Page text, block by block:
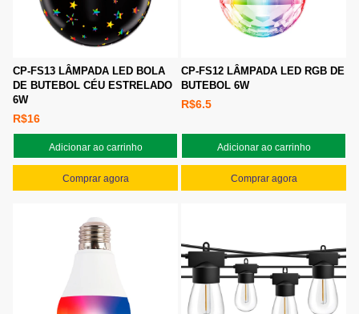
CP-FS13 LÂMPADA LED BOLA
DE BUTEBOL CÉU ESTRELADO
6W
R$16
Adicionar ao carrinho
Comprar agora
CP-FS12 LÂMPADA LED RGB DE
BUTEBOL 6W
R$6.5
Adicionar ao carrinho
Comprar agora